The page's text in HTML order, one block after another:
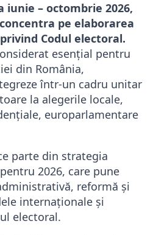
iunie – octombrie 2026,
pe elaborarea
Codul electoral.
esențial pentru
din România,
într-un cadru unitar
la alegerile locale,
europarlamentare
parte din strategia
2026, care pune
reformă și
internaționale și
electoral.